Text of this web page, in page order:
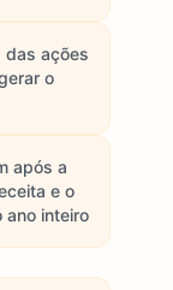
das ações
o
após a
e o
ano inteiro